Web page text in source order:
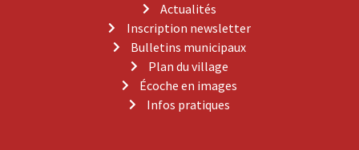
Actualités
Inscription newsletter
Bulletins municipaux
Plan du village
Écoche en images
Infos pratiques